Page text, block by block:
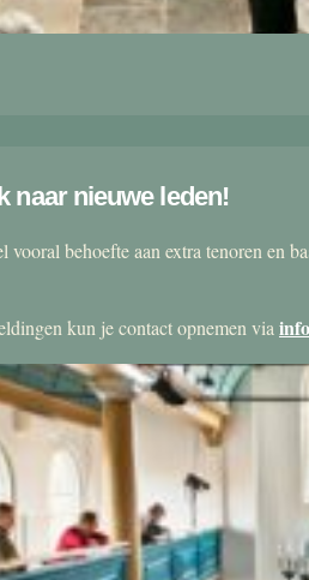
naar nieuwe leden!
vooral behoefte aan extra tenoren en
kun je contact opnemen via